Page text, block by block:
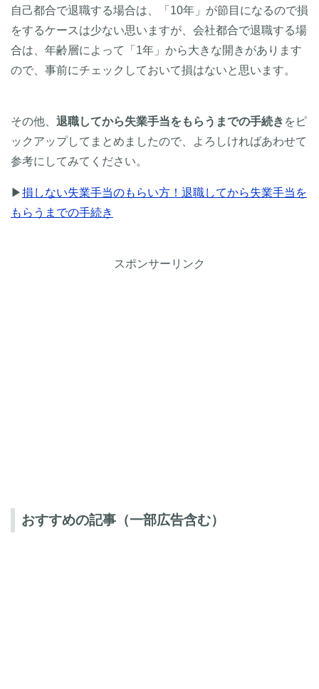
自己都合で退職する場合は、「10年」が節目になるので損
をするケースは少ない思いますが、会社都合で退職する場
合は、年齢層によって「1年」から大きな開きがあります
ので、事前にチェックしておいて損はないと思います。
その他、 退職してから失業手当をもらうまでの手続き をピ
ックアップしてまとめましたので、よろしければあわせて
参考にしてみてください。
▶損しない失業手当のもらい方！退職してから失業手当を
もらうまでの手続き
スポンサーリンク
おすすめの記事（一部広告含む）